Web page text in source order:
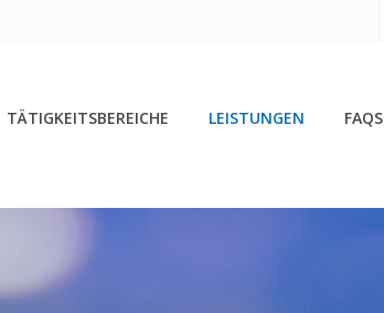
TÄTIGKEITSBEREICHE LEISTUNGEN FAQS